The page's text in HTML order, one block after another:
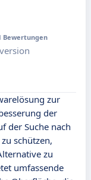
Bewertungen
zur
der
der Suche nach
schützen,
zu
umfassende